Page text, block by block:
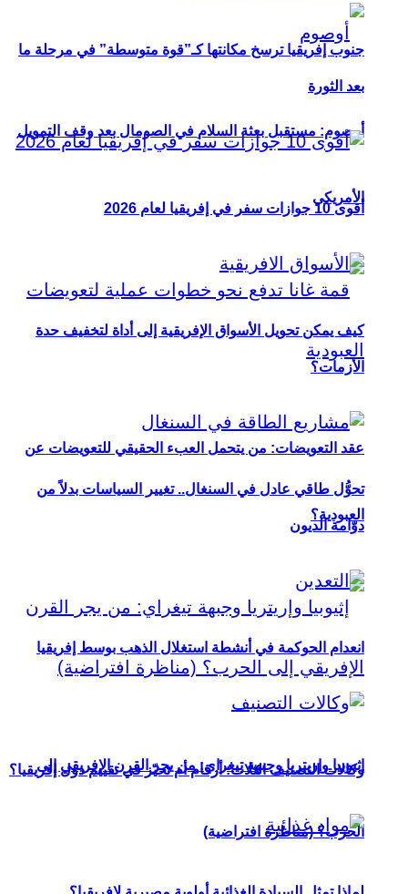
أوصوم: مستقبل بعثة السلام في الصومال بعد وقف التمويل
الأمريكي
عقد التعويضات: من يتحمل العبء الحقيقي للتعويضات عن
العبودية؟
إثيوبيا وإريتريا وجبهة تيغراي: من يجر القرن الإفريقي إلى
الحرب؟ (مناظرة افتراضية)
جنوب إفريقيا ترسخ مكانتها كـ”قوة متوسطة” في مرحلة ما
بعد الثورة
أقوى 10 جوازات سفر في إفريقيا لعام 2026
كيف يمكن تحويل الأسواق الإفريقية إلى أداة لتخفيف حدة
الأزمات؟
تحوُّل طاقي عادل في السنغال.. تغيير السياسات بدلاً من
دوّامة الديون
انعدام الحوكمة في أنشطة استغلال الذهب بوسط إفريقيا
وكالات التصنيف الثلاث: أرقام أم تحيّز في تقييم دول إفريقيا؟